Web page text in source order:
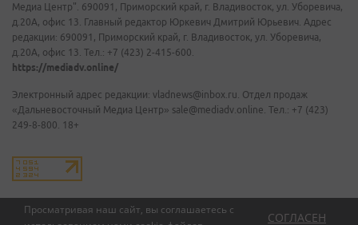
Просматривая наш сайт, вы соглашаетесь с
СОГЛАСЕН
Медиа Центр". 690091, Приморский край, г. Владивосток, ул. Уборевича,
д.20А, офис 13. Главный редактор Юркевич Дмитрий Юрьевич. Адрес
редакции: 690091, Приморский край, г. Владивосток, ул. Уборевича,
д.20А, офис 13. Тел.: +7 (423) 2-415-600.
https://mediadv.online/
Электронный адрес редакции: vladnews@inbox.ru. Отдел продаж
«Дальневосточный Медиа Центр» sale@mediadv.online. Тел.: +7 (423)
249-8-800. 18+